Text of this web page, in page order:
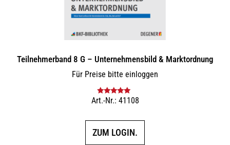
Teilnehmerband 8 G – Unternehmensbild & Marktordnung
Für Preise bitte einloggen
Bewertet mit
Art.-Nr.: 41108
ZUM LOGIN.